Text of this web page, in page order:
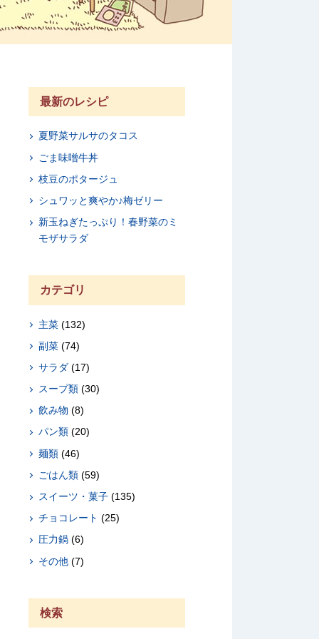
最新のレシピ
夏野菜サルサのタコス
ごま味噌牛丼
枝豆のポタージュ
シュワッと爽やか♪梅ゼリー
新玉ねぎたっぷり！春野菜のミ
モザサラダ
カテゴリ
主菜 (132)
副菜 (74)
サラダ (17)
スープ類 (30)
飲み物 (8)
パン類 (20)
麺類 (46)
ごはん類 (59)
スイーツ・菓子 (135)
チョコレート (25)
圧力鍋 (6)
その他 (7)
検索